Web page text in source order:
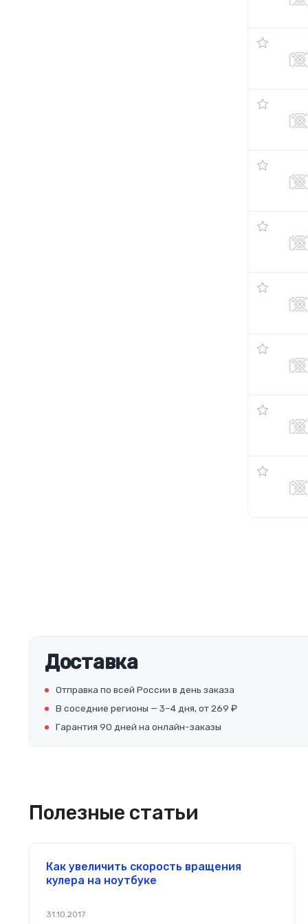
Доставка
Отправка по всей России в день заказа
В соседние регионы — 3–4 дня, от 269 ₽
Гарантия 90 дней на онлайн-заказы
Полезные статьи
Как увеличить скорость вращения
кулера на ноутбуке
31.10.2017